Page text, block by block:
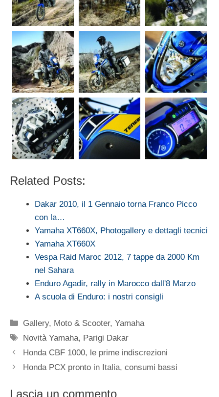
Related Posts:
Dakar 2010, il 1 Gennaio torna Franco Picco
con la…
Yamaha XT660X, Photogallery e dettagli tecnici
Yamaha XT660X
Vespa Raid Maroc 2012, 7 tappe da 2000 Km
nel Sahara
Enduro Agadir, rally in Marocco dall'8 Marzo
A scuola di Enduro: i nostri consigli
Categorie
Gallery, Moto & Scooter,Yamaha
Tag
Novità Yamaha, Parigi Dakar
Honda CBF 1000, le prime indiscrezioni
Honda PCX pronto in Italia, consumi bassi
Lascia un commento